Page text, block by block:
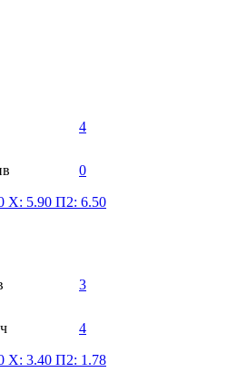
4
0
X: 5.90 П2: 6.50
3
4
X: 3.40 П2: 1.78